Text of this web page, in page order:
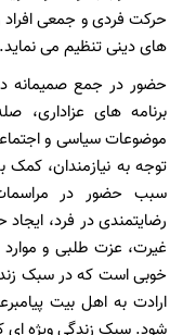
حرکت فردیو جمعیافراد
هایدینیتنظیم مینماید.
حضور در جمع صمیمانه
برنامه های عزاداری،
موضوعاتسیاسی و
توجه به نیازمندان، کمک
سبب حضور در
رضایتمندیدر فرد، ایجاد
غیرت، عزت طلبی و موارد
خوبیاست کهدرسبک
ارادت به اهل بیت